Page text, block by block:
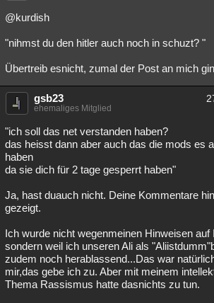
@kurdish
"nihmst du den hitler auch noch in schuzt? "
Übertreib esnicht, zumal der Post an mich
gsb23
ehemaliges Mitglied
"ich soll das net verstanden haben?
das heisst dann aber auch das die mods es
haben
da sie dich für 2 tage gesperrt haben"
Ja, hast duauch nicht. Deine Kommentare
gezeigt.
Ich wurde nicht wegenmeinen Hinweisen auf
sondern weil ich unseren Ali als
zudem noch herablassend...Das war
mir,das gebe ich zu. Aber mit meinem
Thema Rassismus hatte dasnichts zu tun.